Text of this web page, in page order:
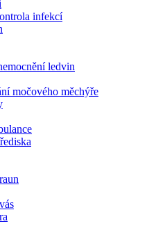
infekcí
ledvin
močového měchýře